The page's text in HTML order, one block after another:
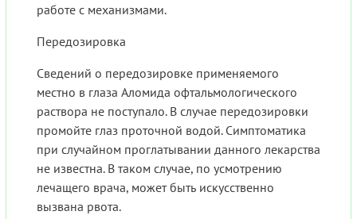
работе с механизмами.
Передозировка
Сведений о передозировке применяемого
местно в глаза Аломида офтальмологического
раствора не поступало. В случае передозировки
промойте глаз проточной водой. Симптоматика
при случайном проглатывании данного лекарства
не известна. В таком случае, по усмотрению
лечащего врача, может быть искусственно
вызвана рвота.